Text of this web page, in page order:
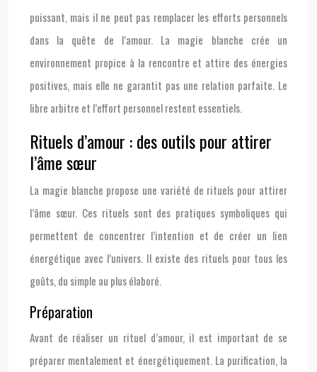
puissant, mais il ne peut pas remplacer les efforts personnels
dans la quête de l’amour. La magie blanche crée un
environnement propice à la rencontre et attire des énergies
positives, mais elle ne garantit pas une relation parfaite. Le
libre arbitre et l’effort personnel restent essentiels.
Rituels d’amour : des outils pour attirer
l’âme sœur
La magie blanche propose une variété de rituels pour attirer
l’âme sœur. Ces rituels sont des pratiques symboliques qui
permettent de concentrer l’intention et de créer un lien
énergétique avec l’univers. Il existe des rituels pour tous les
goûts, du simple au plus élaboré.
Préparation
Avant de réaliser un rituel d’amour, il est important de se
préparer mentalement et énergétiquement. La purification, la